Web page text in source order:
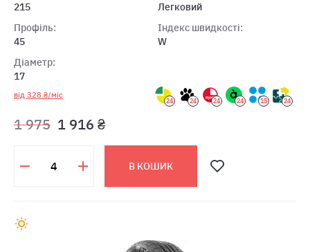
215
Профіль:
45
Діаметр:
17
Легковий
Індекс швидкості:
W
від 328 ₴/міс
24 24 24 24 15 24
1 975 1 916 ₴
В КОШИК